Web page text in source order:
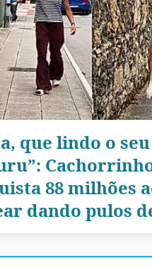
que lindo o seu
88 milhões
dando pulos